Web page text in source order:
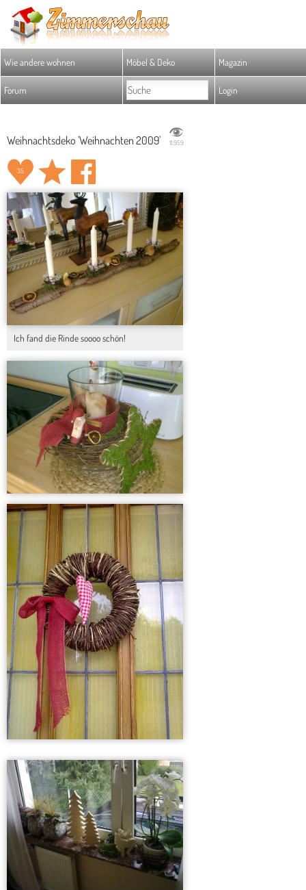
Wie andere wohnen Möbel & Deko Magazin
Forum Login
Weihnachtsdeko 'Weihnachten 2009' 11.959
35
Ich fand die Rinde soooo schön!